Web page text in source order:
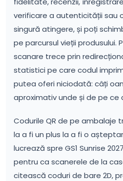
verificare a autenticității sau
singură atingere, și poți
pe parcursul vieții produsului.
scanare trece prin
statistici pe care codul
putea oferi niciodată: câți
aproximativ unde și de pe ce
Codurile QR de pe ambalaje
la a fi un plus la a fi o
lucrează spre GS1 Sunrise
pentru ca scanerele de la
citească coduri de bare 2D,